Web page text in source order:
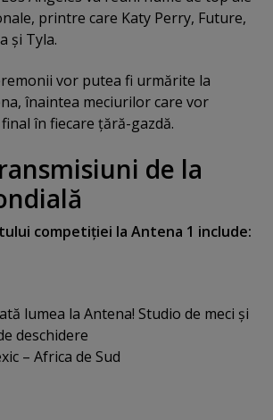
printre care Katy Perry, Future,
şi Tyla.
vor putea fi urmărite la
înaintea meciurilor care vor
în fiecare ţără-gazdă.
de la
competiţiei la Antena 1 include:
lumea la Antena! Studio de meci şi
deschidere
– Africa de Sud